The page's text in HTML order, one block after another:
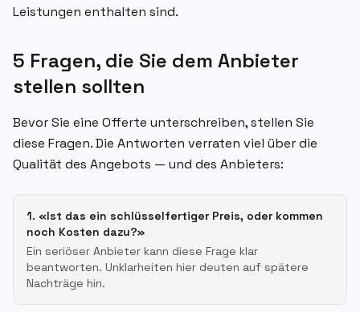
Leistungen enthalten sind.
5 Fragen, die Sie dem Anbieter
stellen sollten
Bevor Sie eine Offerte unterschreiben, stellen Sie
diese Fragen. Die Antworten verraten viel über die
Qualität des Angebots — und des Anbieters:
1. «Ist das ein schlüsselfertiger Preis, oder kommen
noch Kosten dazu?»
Ein seriöser Anbieter kann diese Frage klar
beantworten. Unklarheiten hier deuten auf spätere
Nachträge hin.